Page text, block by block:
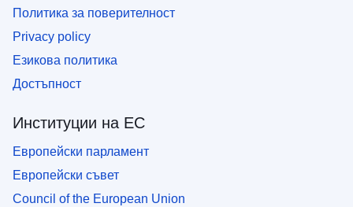
Политика за поверителност
Privacy policy
Езикова политика
Достъпност
Институции на ЕС
Европейски парламент
Европейски съвет
Council of the European Union